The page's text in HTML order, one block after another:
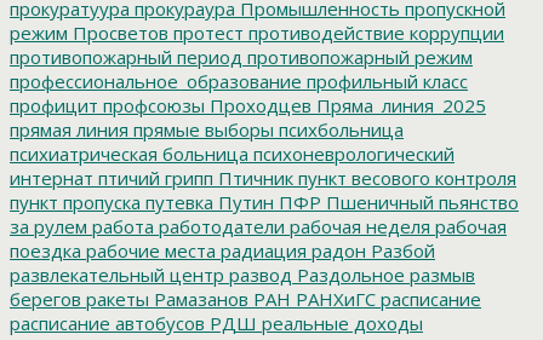
прокуратуура прокураура Промышленность пропускной
режим Просветов протест противодействие коррупции
противопожарный период противопожарный режим
профессиональное_образование профильный класс
профицит профсоюзы Проходцев Пряма_линия_2025
прямая линия прямые выборы психбольница
психиатрическая больница психоневрологический
интернат птичий грипп Птичник пункт весового контроля
пункт пропуска путевка Путин ПФР Пшеничный пьянство
за рулем работа работодатели рабочая неделя рабочая
поездка рабочие места радиация радон Разбой
развлекательный центр развод Раздольное размыв
берегов ракеты Рамазанов РАН РАНХиГС расписание
расписание автобусов РДШ реальные доходы